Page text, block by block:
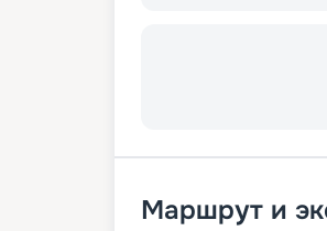
Маршрут и